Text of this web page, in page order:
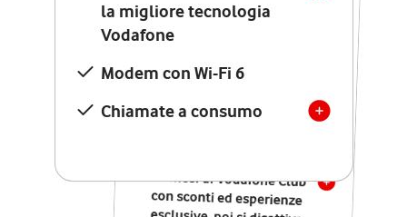
la migliore tecnologia
Vodafone
Modem con Wi-Fi 6
Chiamate a consumo
Vodafone
Modem Seven con Wi-Fi 7
Chiamate illimitate verso
numeri fissi e mobili
nazionali
12 mesi di Vodafone Club
con sconti ed esperienze
esclusive, poi si disattiva